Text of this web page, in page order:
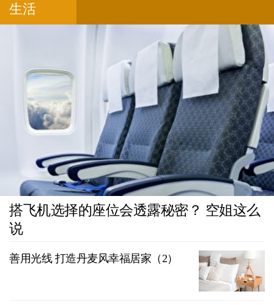
生活
搭飞机选择的座位会透露秘密？ 空姐这么
说
善用光线 打造丹麦风幸福居家（2）